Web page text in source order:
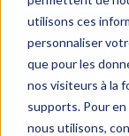
utilisons ces
personnaliser
que pour les
nos visiteurs à la
supports. Pour
nous utilisons,
Revbell
Sales
Revenue
tous les